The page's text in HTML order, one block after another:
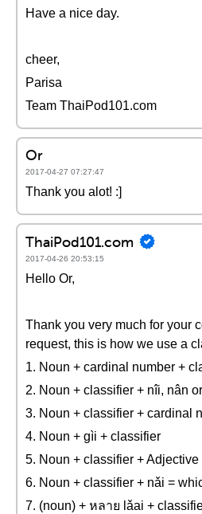
Have a nice day.
cheer,
Parisa
Team ThaiPod101.com
Or
2017-04-27 07:27:47
Thank you alot! :]
ThaiPod101.com
2017-04-26 20:53:15
Hello Or,
Thank you very much for your
request, this is how we use a
1. Noun + cardinal number +
2. Noun + classifier + nîi, nân
3. Noun + classifier + cardinal
4. Noun + gìi + classifier
5. Noun + classifier + Adjective
6. Noun + classifier + nǎi =
7. (noun) + หลาย lǎai +